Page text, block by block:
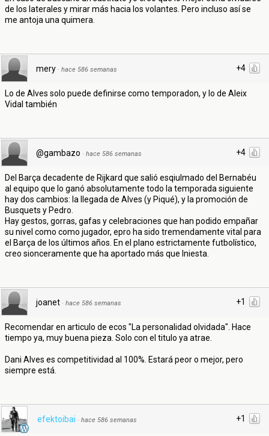
de los laterales y mirar más hacia los volantes. Pero incluso así se
me antoja una quimera.
+4
mery · hace 586 semanas
Lo de Alves solo puede definirse como temporadon, y lo de Aleix
Vidal también
+4
@gambazo · hace 586 semanas
Del Barça decadente de Rijkard que salió esqiulmado del Bernabéu
al equipo que lo ganó absolutamente todo la temporada siguiente
hay dos cambios: la llegada de Alves (y Piqué), y la promoción de
Busquets y Pedro.
Hay gestos, gorras, gafas y celebraciones que han podido empañar
su nivel como como jugador, epro ha sido tremendamente vital para
el Barça de los últimos años. En el plano estrictamente futbolístico,
creo sionceramente que ha aportado más que Iniesta.
+1
joanet · hace 586 semanas
Recomendar en articulo de ecos "La personalidad olvidada". Hace
tiempo ya, muy buena pieza. Solo con el titulo ya atrae.
Dani Alves es competitividad al 100%. Estará peor o mejor, pero
siempre está.
+1
efektoibai · hace 586 semanas